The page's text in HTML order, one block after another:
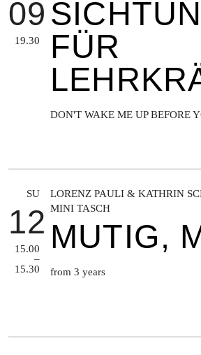
ENSEMBLE
PARTICIPATE
TICKETS
SERVICE
09
19.30
FÜR
DON'T WAKE ME UP BEFORE
SU
12
15.00
–
15.30
LORENZ PAULI & KATHRIN
MINI TASCH
MUTIG,
from 3 years